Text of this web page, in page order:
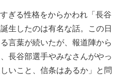
ぎる性格をからかわれ「長谷
生したのは有名な話。この日
言葉が続いたが、報道陣から
長谷部選手やみなさんがやっ
いこと、信条はあるか」と問